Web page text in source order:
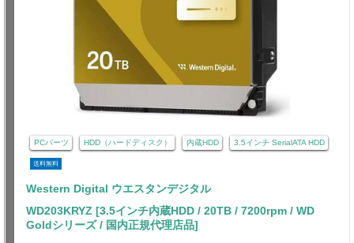
PCパーツ HDD（ハードディスク） 内蔵HDD 3.5インチ SerialATA HDD
送料無料
Western Digital ウエスタンデジタル
WD203KRYZ [3.5インチ内蔵HDD / 20TB / 7200rpm / WD
Goldシリーズ / 国内正規代理店品]